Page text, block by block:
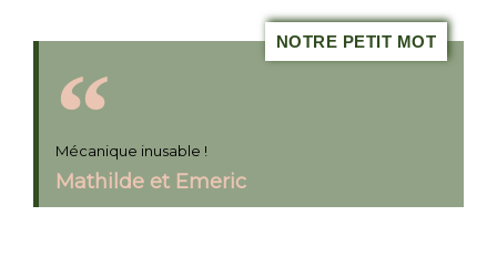
Mécanique inusable !
Mathilde et Emeric
NOTRE PETIT MOT